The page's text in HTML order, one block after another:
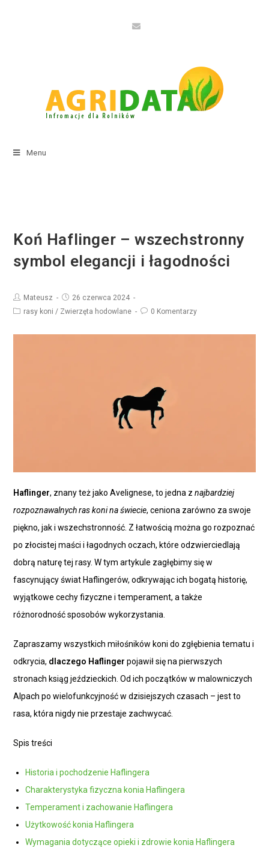
Menu
Koń Haflinger – wszechstronny
symbol elegancji i łagodności
Mateusz
26 czerwca 2024
rasy koni / Zwierzęta hodowlane 0 Komentarzy
Haflinger, znany też jako Avelignese, to jedna znajbardziej
rozpoznawalnych ras koni na świecie, ceniona zarówno za swoje
piękno, jak i wszechstronność. Z łatwością można go rozpoznać
po złocistej maści i łagodnych oczach, które odzwierciedlają
dobrą naturę tej rasy. W tym artykule zagłębimy się w
fascynujący świat Haflingerów, odkrywając ich bogatą historię,
wyjątkowe cechy fizyczne i temperament, a także
różnorodność sposobów wykorzystania.
Zapraszamy wszystkich miłośników koni do zgłębienia tematu i
odkrycia, dlaczego Haflinger pojawił się na pierwszych
stronach ksiąg jeździeckich. Od ich początków w malowniczych
Alpach po wielofunkcyjność w dzisiejszych czasach – jest to
rasa, która nigdy nie przestaje zachwycać.
Spis treści
Historia i pochodzenie Haflingera
Charakterystyka fizyczna konia Haflingera
Temperament i zachowanie Haflingera
Użytkowość konia Haflingera
Wymagania dotyczące opieki i zdrowie konia Haflingera